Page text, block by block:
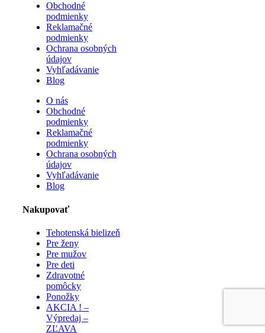
Obchodné
podmienky
Reklamačné
podmienky
Ochrana osobných
údajov
Vyhľadávanie
Blog
O nás
Obchodné
podmienky
Reklamačné
podmienky
Ochrana osobných
údajov
Vyhľadávanie
Blog
Nakupovať
Tehotenská bielizeň
Pre ženy
Pre mužov
Pre deti
Zdravotné
pomôcky
Ponožky
AKCIA ! –
Výpredaj –
ZĽAVA